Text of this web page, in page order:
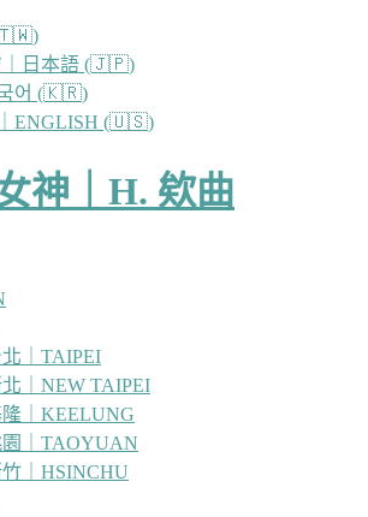
｜日本語 (🇯🇵)
국어 (🇰🇷)
ENGLISH (🇺🇸)
神｜H. 欸曲
｜TAIPEI
｜NEW TAIPEI
｜KEELUNG
｜TAOYUAN
｜HSINCHU